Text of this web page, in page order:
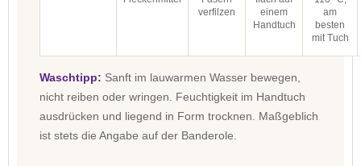
verfilzen
einem
Handtuch
am
besten
mit Tuch
Waschtipp: Sanft im lauwarmen Wasser bewegen,
nicht reiben oder wringen. Feuchtigkeit im Handtuch
ausdrücken und liegend in Form trocknen. Maßgeblich
ist stets die Angabe auf der Banderole.